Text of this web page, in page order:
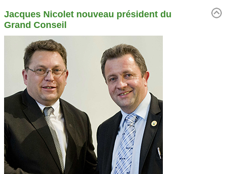
Jacques Nicolet nouveau président du
Grand Conseil